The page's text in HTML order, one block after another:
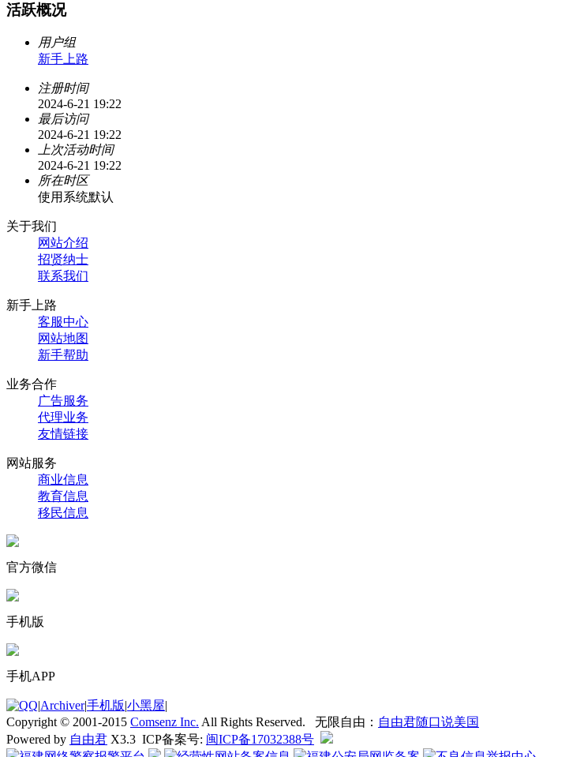
活跃概况
用户组
新手上路
注册时间
2024-6-21 19:22
最后访问
2024-6-21 19:22
上次活动时间
2024-6-21 19:22
所在时区
使用系统默认
关于我们
网站介绍
招贤纳士
联系我们
新手上路
客服中心
网站地图
新手帮助
业务合作
广告服务
代理业务
友情链接
网站服务
商业信息
教育信息
移民信息
官方微信
手机版
手机APP
|Archiver|手机版|小黑屋|
Copyright © 2001-2015 Comsenz Inc. All Rights Reserved. 无限自由： 自由君随口说美国
Powered by 自由君 X3.3 ICP备案号: 闽ICP备17032388号